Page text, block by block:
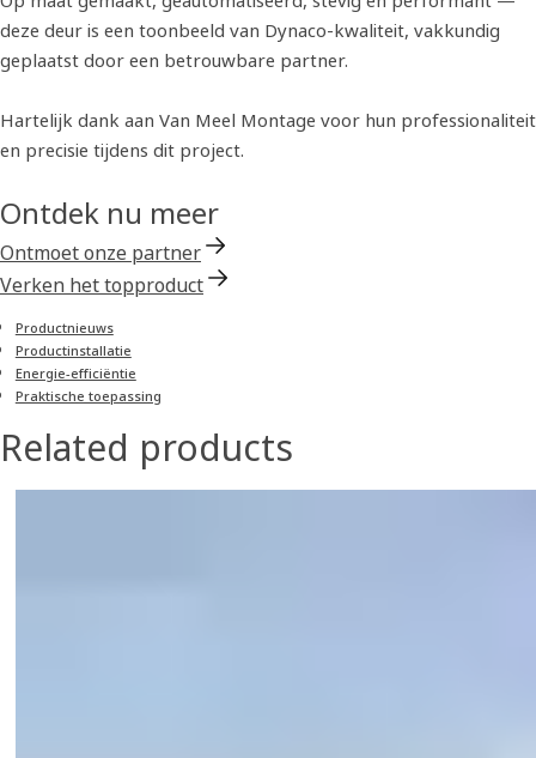
deze deur is een toonbeeld van Dynaco-kwaliteit, vakkundig
geplaatst door een betrouwbare partner.
Hartelijk dank aan Van Meel Montage voor hun professionaliteit
en precisie tijdens dit project.
Ontdek nu meer
Ontmoet onze partner
Verken het topproduct
Product­nieuws
Productinstallatie
Energie-efficiëntie
Praktische toepassing
Related products